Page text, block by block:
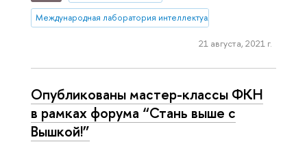
Международная лаборатория интеллектуальных систем и
21 августа, 2021 г.
Опубликованы мастер-классы ФКН
в рамках форума “Стань выше с
Вышкой!”